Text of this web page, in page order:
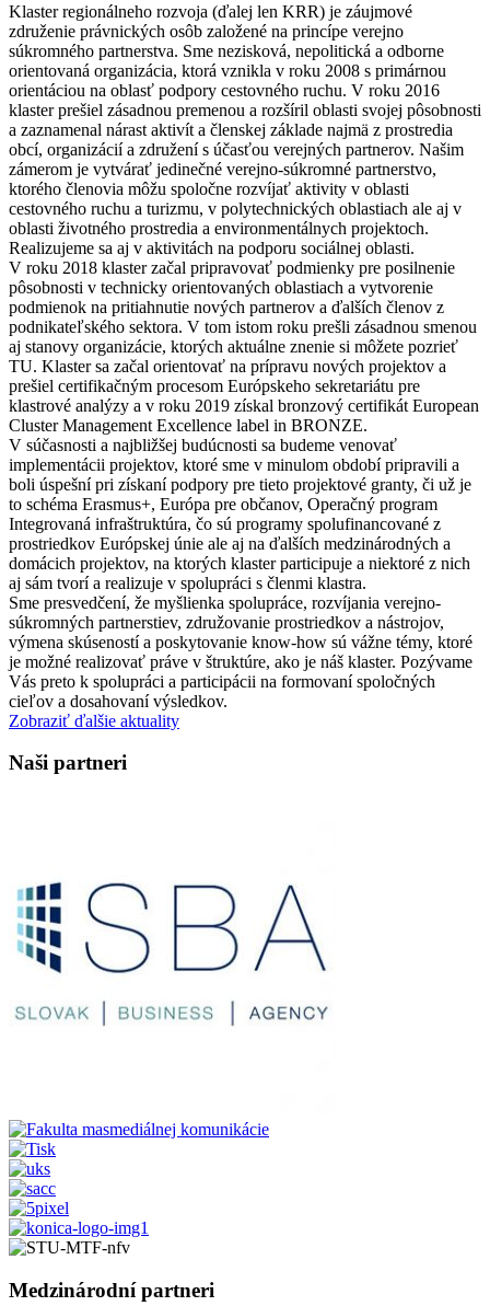
Klaster regionálneho rozvoja (ďalej len KRR) je záujmové
združenie právnických osôb založené na princípe verejno
súkromného partnerstva. Sme nezisková, nepolitická a odborne
orientovaná organizácia, ktorá vznikla v roku 2008 s primárnou
orientáciou na oblasť podpory cestovného ruchu. V roku 2016
klaster prešiel zásadnou premenou a rozšíril oblasti svojej pôsobnosti
a zaznamenal nárast aktivít a členskej základe najmä z prostredia
obcí, organizácií a združení s účasťou verejných partnerov. Našim
zámerom je vytvárať jedinečné verejno-súkromné partnerstvo,
ktorého členovia môžu spoločne rozvíjať aktivity v oblasti
cestovného ruchu a turizmu, v polytechnických oblastiach ale aj v
oblasti životného prostredia a environmentálnych projektoch.
Realizujeme sa aj v aktivitách na podporu sociálnej oblasti.
V roku 2018 klaster začal pripravovať podmienky pre posilnenie
pôsobnosti v technicky orientovaných oblastiach a vytvorenie
podmienok na pritiahnutie nových partnerov a ďalších členov z
podnikateľského sektora. V tom istom roku prešli zásadnou smenou
aj stanovy organizácie, ktorých aktuálne znenie si môžete pozrieť
TU. Klaster sa začal orientovať na prípravu nových projektov a
prešiel certifikačným procesom Európskeho sekretariátu pre
klastrové analýzy a v roku 2019 získal bronzový certifikát European
Cluster Management Excellence label in BRONZE.
V súčasnosti a najbližšej budúcnosti sa budeme venovať
implementácii projektov, ktoré sme v minulom období pripravili a
boli úspešní pri získaní podpory pre tieto projektové granty, či už je
to schéma Erasmus+, Európa pre občanov, Operačný program
Integrovaná infraštruktúra, čo sú programy spolufinancované z
prostriedkov Európskej únie ale aj na ďalších medzinárodných a
domácich projektov, na ktorých klaster participuje a niektoré z nich
aj sám tvorí a realizuje v spolupráci s členmi klastra.
Sme presvedčení, že myšlienka spolupráce, rozvíjania verejno-
súkromných partnerstiev, združovanie prostriedkov a nástrojov,
výmena skúseností a poskytovanie know-how sú vážne témy, ktoré
je možné realizovať práve v štruktúre, ako je náš klaster. Pozývame
Vás preto k spolupráci a participácii na formovaní spoločných
cieľov a dosahovaní výsledkov.
Zobraziť ďalšie aktuality
Naši partneri
Medzinárodní partneri